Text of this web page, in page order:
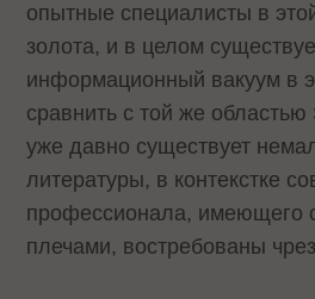
опытные специалисты в
золота, и в целом
информационный вакуум в
сравнить с той же областью
уже давно существует
литературы, в контекстке
профессионала, имеющего
плечами, востребованы